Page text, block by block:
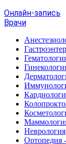
Онлайн-запись
Врачи
Неврология
Ортопедия